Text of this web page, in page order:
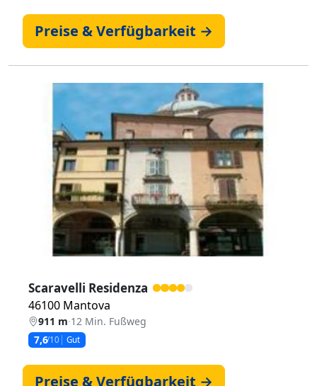
Preise & Verfügbarkeit →
Zurück
Scaravelli Residenza
46100 Mantova
911 m·12 Min. Fußweg
7,6/10 Gut
Preise & Verfügbarkeit →